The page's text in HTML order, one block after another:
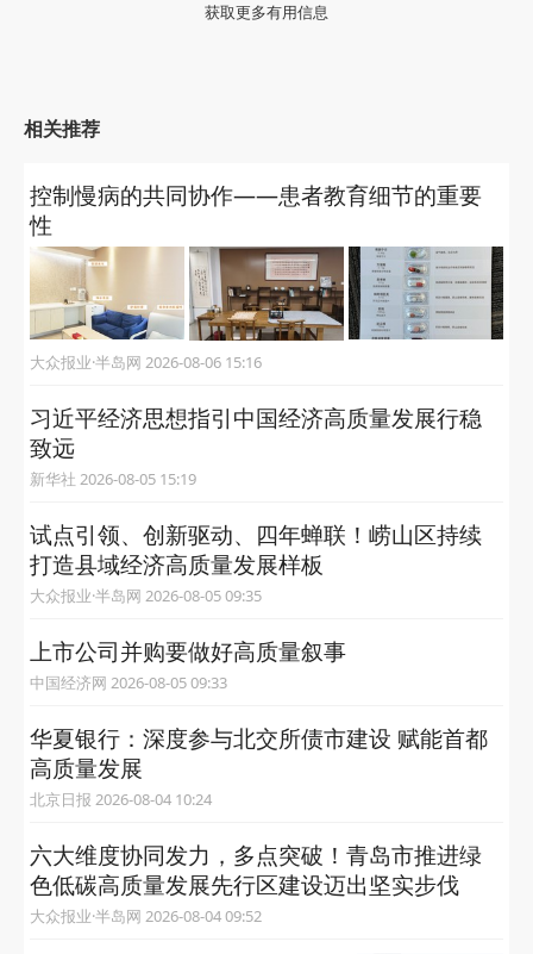
获取更多有用信息
相关推荐
控制慢病的共同协作——患者教育细节的重要
性
大众报业·半岛网 2026-08-06 15:16
习近平经济思想指引中国经济高质量发展行稳
致远
新华社 2026-08-05 15:19
试点引领、创新驱动、四年蝉联！崂山区持续
打造县域经济高质量发展样板
大众报业·半岛网 2026-08-05 09:35
上市公司并购要做好高质量叙事
中国经济网 2026-08-05 09:33
华夏银行：深度参与北交所债市建设 赋能首都
高质量发展
北京日报 2026-08-04 10:24
六大维度协同发力，多点突破！青岛市推进绿
色低碳高质量发展先行区建设迈出坚实步伐
大众报业·半岛网 2026-08-04 09:52